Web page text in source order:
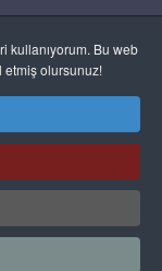
e-posta adresi
kullanıyorum. Bu web
etmiş olursunuz!